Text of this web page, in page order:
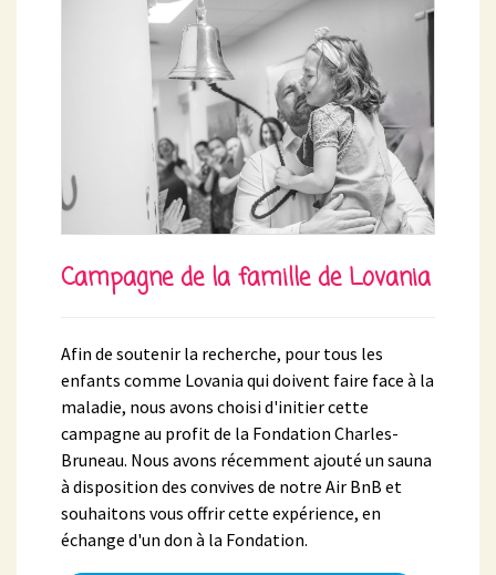
Campagne de la famille de Lovania
Afin de soutenir la recherche, pour tous les
enfants comme Lovania qui doivent faire face à la
maladie, nous avons choisi d'initier cette
campagne au profit de la Fondation Charles-
Bruneau. Nous avons récemment ajouté un sauna
à disposition des convives de notre Air BnB et
souhaitons vous offrir cette expérience, en
échange d'un don à la Fondation.